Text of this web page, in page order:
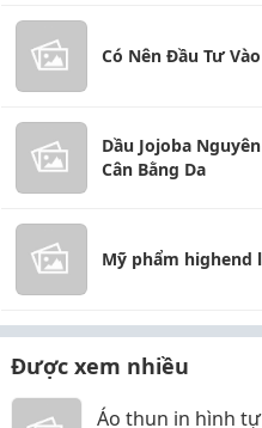
Có Nên Đầu Tư
Dầu Jojoba
Cân Bằng Da
Mỹ phẩm highend
Được xem nhiều
Áo thun in hình